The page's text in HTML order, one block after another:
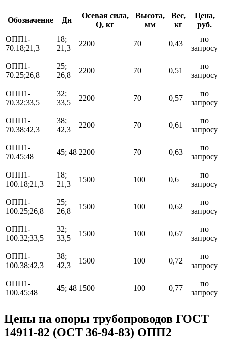
Обозначение Дн
Осевая сила,
Q, кг
Высота,
мм
Вес,
кг
Цена,
руб.
ОПП1-
70.18;21,3
18;
21,3
2200 70 0,43
по
запросу
ОПП1-
70.25;26,8
25;
26,8
2200 70 0,51
по
запросу
ОПП1-
70.32;33,5
32;
33,5
2200 70 0,57
по
запросу
ОПП1-
70.38;42,3
38;
42,3
2200 70 0,61
по
запросу
ОПП1-
70.45;48
45; 48 2200 70 0,63
по
запросу
ОПП1-
100.18;21,3
18;
21,3
1500 100 0,6
по
запросу
ОПП1-
100.25;26,8
25;
26,8
1500 100 0,62
по
запросу
ОПП1-
100.32;33,5
32;
33,5
1500 100 0,67
по
запросу
ОПП1-
100.38;42,3
38;
42,3
1500 100 0,72
по
запросу
ОПП1-
100.45;48
45; 48 1500 100 0,77
по
запросу
Цены на опоры трубопроводов ГОСТ
14911-82 (ОСТ 36-94-83) ОПП2